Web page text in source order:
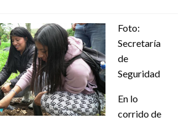
Foto:
Secretaría
de
Seguridad
En lo
corrido de